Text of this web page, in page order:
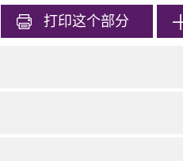
打印这个部分